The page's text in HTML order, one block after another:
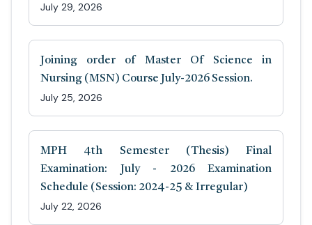
July 29, 2026
Joining order of Master Of Science in
Nursing (MSN) Course July-2026 Session.
July 25, 2026
MPH 4th Semester (Thesis) Final
Examination: July - 2026 Examination
Schedule (Session: 2024-25 & Irregular)
July 22, 2026